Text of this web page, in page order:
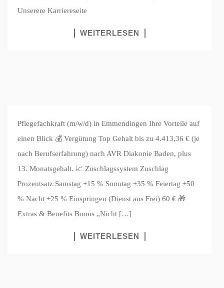
Unserere Karriereseite
WEITERLESEN
Pflegefachkraft (m/w/d) in Emmendingen Ihre Vorteile auf
einen Blick 💰 Vergütung Top Gehalt bis zu 4.413,36 € (je
nach Berufserfahrung) nach AVR Diakonie Baden, plus
13. Monatsgehalt. 📈 Zuschlagssystem Zuschlag
Prozentsatz Samstag +15 % Sonntag +35 % Feiertag +50
% Nacht +25 % Einspringen (Dienst aus Frei) 60 € 🎁
Extras & Benefits Bonus „Nicht […]
WEITERLESEN